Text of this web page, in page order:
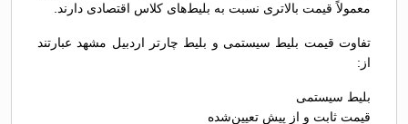
معمولاً قیمت بالاتری نسبت به بلیط‌های کلاس اقتصادی دارند.
تفاوت قیمت بلیط سیستمی و بلیط چارتر اردبیل مشهد عبارتند
از:
بلیط سیستمی
قیمت ثابت و از پیش تعیین‌شده